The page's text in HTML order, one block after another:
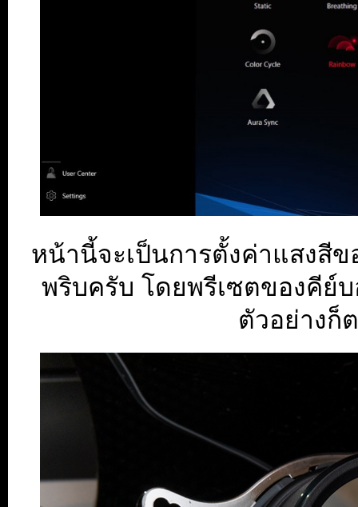
หน้านี้จะเป็นการตั้งค่าแสงสีข
พริบครับ โดยพรีเซตของคีย์
ตัวอย่างก็